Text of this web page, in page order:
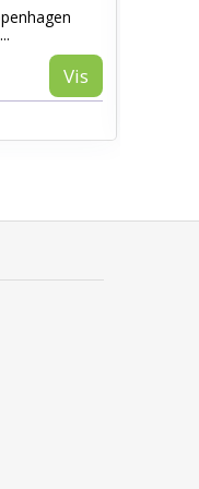
Vis